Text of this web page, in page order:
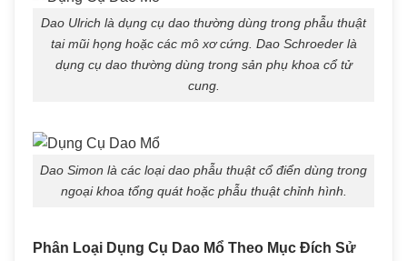
Dao Ulrich là dụng cụ dao thường dùng trong phẫu thuật
tai mũi họng hoặc các mô xơ cứng. Dao Schroeder là
dụng cụ dao thường dùng trong sản phụ khoa cổ tử
cung.
Dao Simon là các loại dao phẫu thuật cổ điển dùng trong
ngoại khoa tổng quát hoặc phẫu thuật chỉnh hình.
Phân Loại Dụng Cụ Dao Mổ Theo Mục Đích Sử